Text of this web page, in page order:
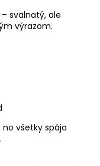
svalnatý, ale
výrazom.
všetky spája